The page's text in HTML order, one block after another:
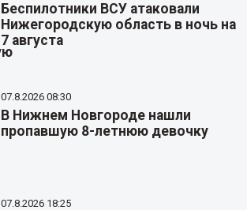
Беспилотники ВСУ атаковали
Нижегородскую область в ночь на
7 августа
07.8.2026 08:30
В Нижнем Новгороде нашли
пропавшую 8-летнюю девочку
07.8.2026 18:25